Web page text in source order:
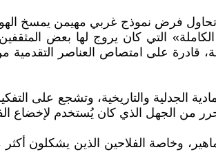
التي تحاول فرض نموذج غربي مهيمن يمسخ
التي كان يروج لها بعض المثقفين
قادرة على امتصاص العناصر التقدمية
الجدلية والتاريخية، وتشجع على
من الجهل الذي كان يُستخدم لإخضاع